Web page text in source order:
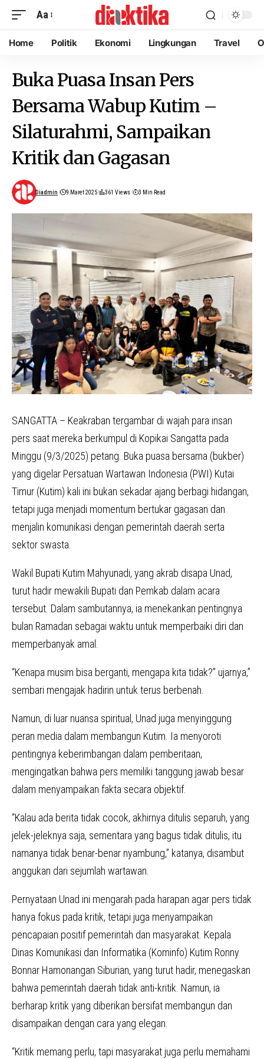
Aa
Home Politik Ekonomi Lingkungan Travel
Buka Puasa Insan Pers
Bersama Wabup Kutim –
Silaturahmi, Sampaikan
Kritik dan Gagasan
Diadmin 9 Maret 2025 361 Views 3 Min Read
SANGATTA – Keakraban tergambar di wajah para insan
pers saat mereka berkumpul di Kopikai Sangatta pada
Minggu (9/3/2025) petang. Buka puasa bersama (bukber)
yang digelar Persatuan Wartawan Indonesia (PWI) Kutai
Timur (Kutim) kali ini bukan sekadar ajang berbagi hidangan,
tetapi juga menjadi momentum bertukar gagasan dan
menjalin komunikasi dengan pemerintah daerah serta
sektor swasta.
Wakil Bupati Kutim Mahyunadi, yang akrab disapa Unad,
turut hadir mewakili Bupati dan Pemkab dalam acara
tersebut. Dalam sambutannya, ia menekankan pentingnya
bulan Ramadan sebagai waktu untuk memperbaiki diri dan
memperbanyak amal.
“Kenapa musim bisa berganti, mengapa kita tidak?” ujarnya,”
sembari mengajak hadirin untuk terus berbenah.
Namun, di luar nuansa spiritual, Unad juga menyinggung
peran media dalam membangun Kutim. Ia menyoroti
pentingnya keberimbangan dalam pemberitaan,
mengingatkan bahwa pers memiliki tanggung jawab besar
dalam menyampaikan fakta secara objektif.
“Kalau ada berita tidak cocok, akhirnya ditulis separuh, yang
jelek-jeleknya saja, sementara yang bagus tidak ditulis, itu
namanya tidak benar-benar nyambung,” katanya, disambut
anggukan dari sejumlah wartawan.
Pernyataan Unad ini mengarah pada harapan agar pers tidak
hanya fokus pada kritik, tetapi juga menyampaikan
pencapaian positif pemerintah dan masyarakat. Kepala
Dinas Komunikasi dan Informatika (Kominfo) Kutim Ronny
Bonnar Hamonangan Siburian, yang turut hadir, menegaskan
bahwa pemerintah daerah tidak anti-kritik. Namun, ia
berharap kritik yang diberikan bersifat membangun dan
disampaikan dengan cara yang elegan.
“Kritik memang perlu, tapi masyarakat juga perlu memahami